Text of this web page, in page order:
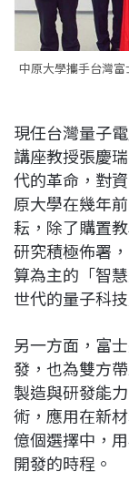
中原大學攜手台灣
現任台灣量子
講座教授張慶
代的革命，對
原大學在幾年
耘，除了購置
研究積極佈署
算為主的「智
世代的量子科
另一方面，富
發，也為雙方
製造與研發能
術，應用在新
億個選擇中，
開發的時程。